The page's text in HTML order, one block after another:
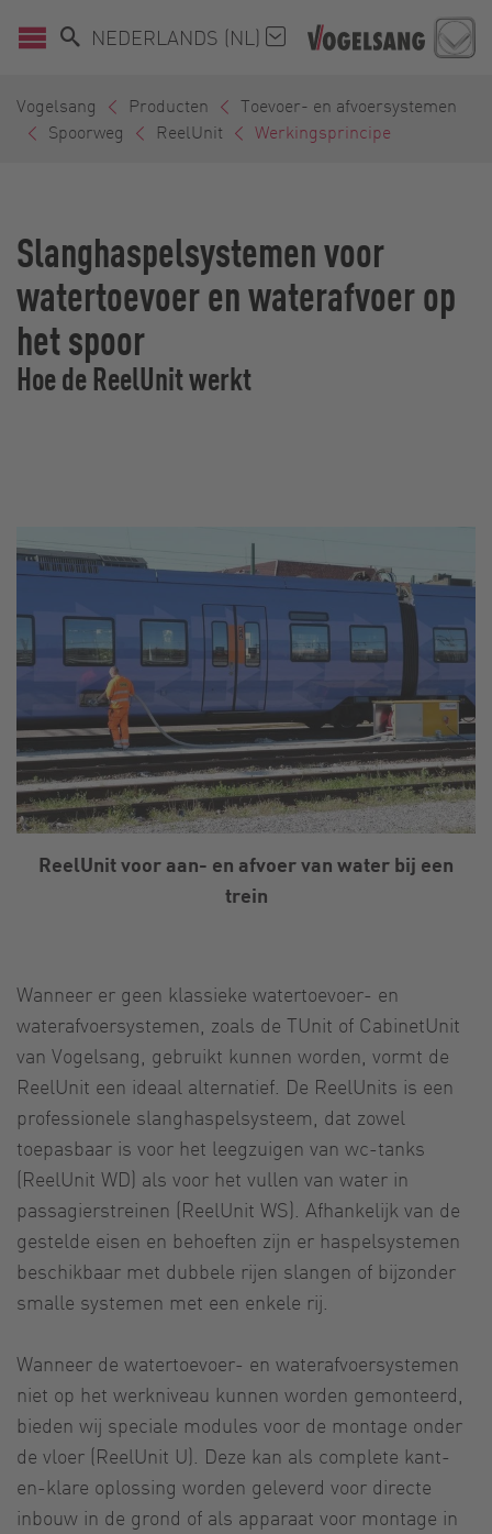
NEDERLANDS (NL)
Vogelsang Producten
Toevoer- en afvoersystemen
Spoorweg
ReelUnit Werkingsprincipe
Slanghaspelsystemen voor
watertoevoer en waterafvoer op
het spoor
Hoe de ReelUnit werkt
Wanneer er geen klassieke watertoevoer- en
waterafvoersystemen, zoals de TUnit of CabinetUnit
van Vogelsang, gebruikt kunnen worden, vormt de
ReelUnit een ideaal alternatief. De ReelUnits is een
professionele slanghaspelsysteem, dat zowel
toepasbaar is voor het leegzuigen van wc-tanks
(ReelUnit WD) als voor het vullen van water in
passagierstreinen (ReelUnit WS). Afhankelijk van de
gestelde eisen en behoeften zijn er haspelsystemen
beschikbaar met dubbele rijen slangen of bijzonder
smalle systemen met een enkele rij.
Wanneer de watertoevoer- en waterafvoersystemen
niet op het werkniveau kunnen worden gemonteerd,
bieden wij speciale modules voor de montage onder
de vloer (ReelUnit U). Deze kan als complete kant-
en-klare oplossing worden geleverd voor directe
inbouw in de grond of als apparaat voor montage in
ReelUnit voor aan- en afvoer van water bij een
trein